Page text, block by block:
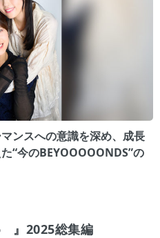
ンスへの意識を深め、成長
“今のBEYOOOOONDS”の
』2025総集編